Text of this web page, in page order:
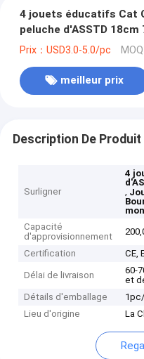
4 jouets éducatifs Cat
peluche d'ASSTD 18cm
Prix：USD3.0-5.0/pc
meilleur prix
Description De Produit
Surligner
4
,
Capacité
d'approvisionnement
Certification CE,
Délai de livraison
60-
et
Détails d'emballage
Lieu d'origine
La